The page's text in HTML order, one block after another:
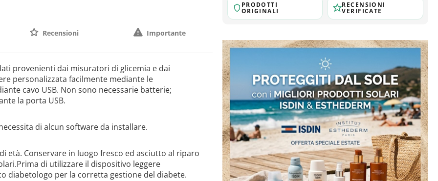
PRODOTTI
ORIGINALI
RECENSIONI
VERIFICATE
provenienti dai misuratori di glicemia e dai
personalizzata facilmente mediante le
cavo USB. Non sono necessarie batterie;
la porta USB.
di alcun software da installare.
età. Conservare in luogo fresco ed asciutto al riparo
di utilizzare il dispositivo leggere
diabetologo per la corretta gestione del diabete.
Recensioni Importante